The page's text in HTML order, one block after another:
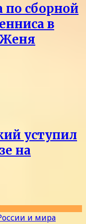
по сборной
в
уступил
на